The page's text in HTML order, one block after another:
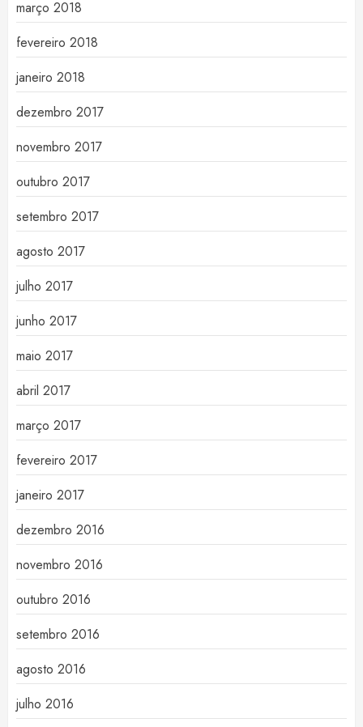
março 2018
fevereiro 2018
janeiro 2018
dezembro 2017
novembro 2017
outubro 2017
setembro 2017
agosto 2017
julho 2017
junho 2017
maio 2017
abril 2017
março 2017
fevereiro 2017
janeiro 2017
dezembro 2016
novembro 2016
outubro 2016
setembro 2016
agosto 2016
julho 2016